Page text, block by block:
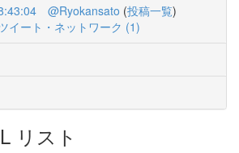
@Ryokansato (投稿一覧)
イート・ネットワーク (1)
リスト